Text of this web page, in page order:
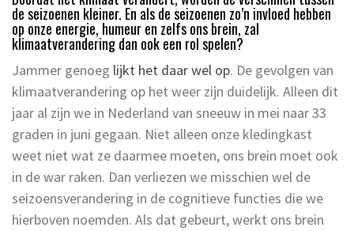
de seizoenen kleiner. En als de seizoenen zo’n invloed hebben
op onze energie, humeur en zelfs ons brein, zal
klimaatverandering dan ook een rol spelen?
Jammer genoeg lijkt het daar wel op. De gevolgen van
klimaatverandering op het weer zijn duidelijk. Alleen dit
jaar al zijn we in Nederland van sneeuw in mei naar 33
graden in juni gegaan. Niet alleen onze kledingkast
weet niet wat ze daarmee moeten, ons brein moet ook
in de war raken. Dan verliezen we misschien wel de
seizoensverandering in de cognitieve functies die we
hierboven noemden. Als dat gebeurt, werkt ons brein